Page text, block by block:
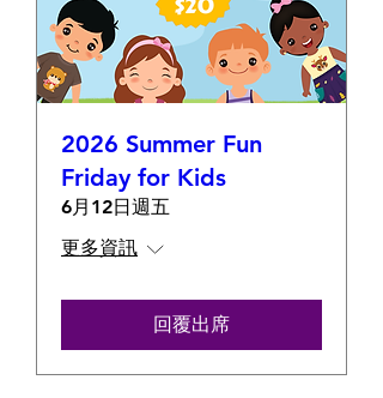
2026 Summer Fun
Friday for Kids
6月12日週五
更多資訊
回覆出席